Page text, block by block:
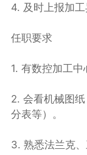
4. 及时上报加工
任职要求
1. 有数控加工中
2. 会看机械图
分表等）。
3. 熟悉法兰克、